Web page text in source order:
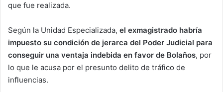
que fue realizada.
Según la Unidad Especializada, el exmagistrado habría
impuesto su condición de jerarca del Poder Judicial para
conseguir una ventaja indebida en favor de Bolaños, por
lo que le acusa por el presunto delito de tráfico de
influencias.